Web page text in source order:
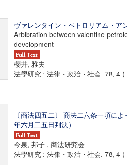
ヴァレンタイン・ペトロリアム・ア
Arbibration between valentine
development
櫻井, 雅夫
法學研究 : 法律・政治・社会. 78, 4
〔商法四五二〕 商法二六条一項に
年六月二五日判決）
今泉, 邦子 , 商法研究会
法學研究 : 法律・政治・社会. 78, 4